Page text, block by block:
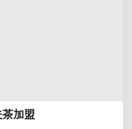
加盟